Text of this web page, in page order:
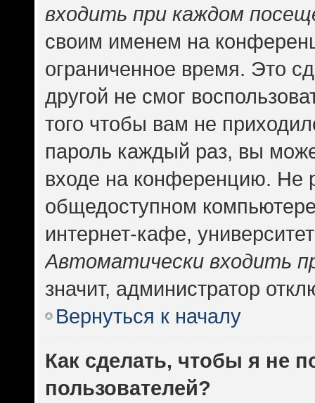
входить при каждом
своим именем на
ограниченное время. Это
другой не смог
того чтобы вам не
пароль каждый раз, вы
входе на конференцию. Не
общедоступном
интернет-кафе,
Автоматически входить
значит, администратор
Вернуться к началу
Как сделать, чтобы я не
пользователей?